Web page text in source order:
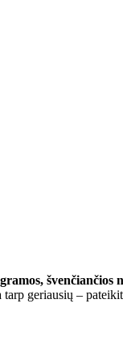
švenčiančios
geriausių –